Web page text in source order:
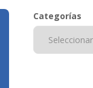
Categorías